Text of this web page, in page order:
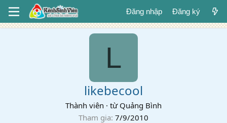
Đăng nhập Đăng ký
L
likebecool
Thành viên · từ Quảng Bình
Tham gia 7/9/2010